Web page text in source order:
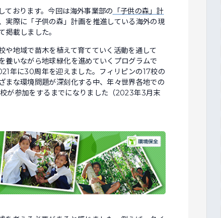
ております。今回は海外事業部の 「子供の森」計
実際に「子供の森」計画を推進している海外の現
掲載しました。
や地域で苗木を植えて育てていく活動を通して
養いながら地球緑化を進めていくプログラムで
年に30周年を迎えました。フィリピンの17校の
まな環境問題が深刻化する中、年々世界各地での
が参加をするまでになりました（2023年3月末